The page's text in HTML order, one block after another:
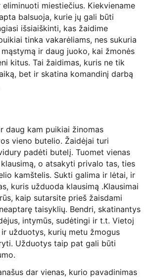
miestiečius. Kiekviename
balsuoja, kurie jų gali būti
išsiaiškinti, kas žaidime
tinka vakarėliams, nes sukuria
ir daug juoko, kai žmonės
kitus. Tai žaidimas, kuris ne tik
bet ir skatina komandinį darbą
daug kam puikiai žinomas
vieno butelio. Žaidėjai turi
padėti butelį. Tuomet vienas
o atsakyti privalo tas, ties
kamštelis. Sukti galima ir lėtai, ir
kuris užduoda klausimą .Klausimai
kaip sutarsite prieš žaisdami
taisyklių. Bendri, skatinantys
intymūs, sudėtingi ir t.t. Vietoj
užduotys, kurių metu žmogus
Užduotys taip pat gali būti
dar vienas, kurio pavadinimas